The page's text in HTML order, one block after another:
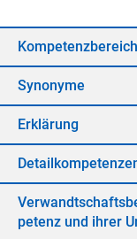
Kom­pe­tenz­be­reich
Syn­ony­me
Er­klä­rung
pe­tenz und ih­rer